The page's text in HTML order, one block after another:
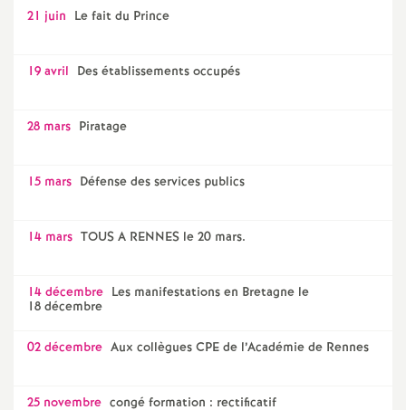
21 juin Le fait du Prince
19 avril Des établissements occupés
28 mars Piratage
15 mars Défense des services publics
14 mars TOUS A RENNES le 20 mars.
14 décembre Les manifestations en Bretagne le
18 décembre
02 décembre Aux collègues CPE de l’Académie de Rennes
25 novembre congé formation : rectificatif